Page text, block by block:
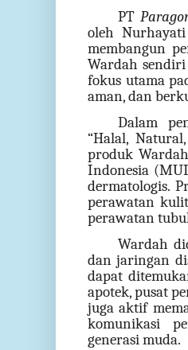
PT
oleh
membangun
Wardah
fokus utama
aman, dan
Dalam
“Halal,
produk
Indonesia
dermatologis.
perawatan
perawatan
Wardah
dan jaringan
dapat
apotek, pusat
juga aktif
komunikasi
generasi muda.